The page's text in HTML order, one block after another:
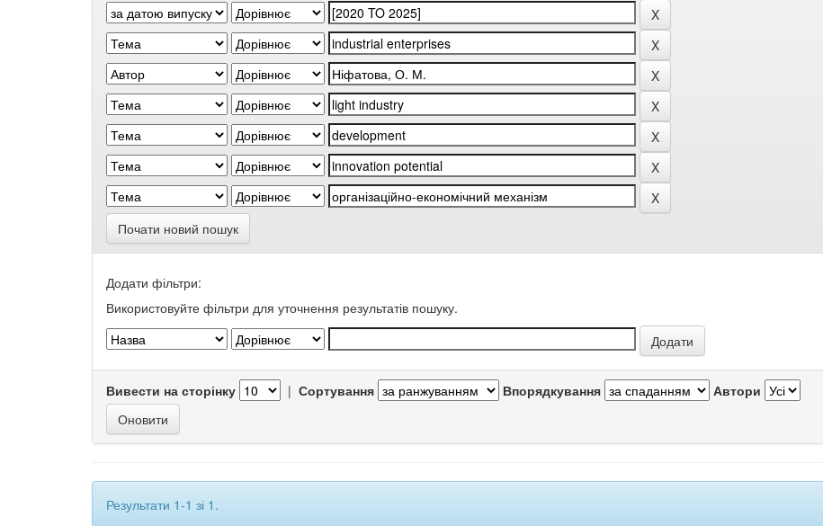
Почати новий пошук
Додати фільтри:
Використовуйте фільтри для уточнення результатів пошуку.
Вивести на сторінку | Сортування Впорядкування Автори
Результати 1-1 зі 1.